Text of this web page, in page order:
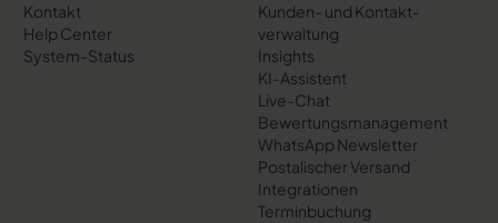
Kontakt
Help Center
System-Status
Kunden- und Kontakt­
verwaltung
Insights
KI-Assistent
Live-Chat
Bewertungs­management
WhatsApp Newsletter
Postalischer Versand
Integrationen
Terminbuchung